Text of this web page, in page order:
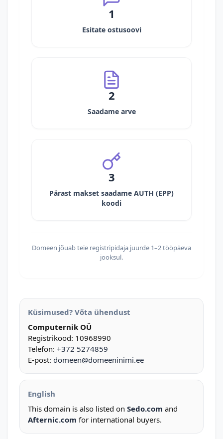
1
Esitate ostusoovi
2
Saadame arve
3
Pärast makset saadame AUTH (EPP)
koodi
Domeen jõuab teie registripidaja juurde 1–2 tööpäeva
jooksul.
Küsimused? Võta ühendust
Computernik OÜ
Registrikood: 10968990
Telefon: +372 5274859
E-post: domeen@domeeninimi.ee
English
This domain is also listed on Sedo.com and
Afternic.com for international buyers.